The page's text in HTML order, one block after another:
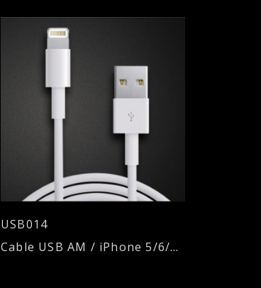
USB014
Cable USB AM / iPhone 5/6/7/8/X - 2.1 A